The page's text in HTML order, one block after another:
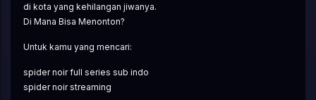
di kota yang kehilangan jiwanya.
Di Mana Bisa Menonton?
Untuk kamu yang mencari:
spider noir full series sub indo
spider noir streaming